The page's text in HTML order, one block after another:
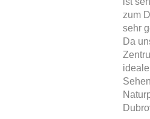
zum
sehr
Da